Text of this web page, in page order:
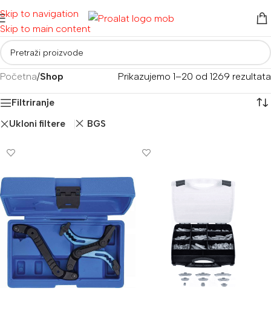
Skip to navigation
Skip to main content
Početna/Shop Prikazujemo 1–20 od 1269 rezultata
Filtriranje
Ukloni filtere BGS